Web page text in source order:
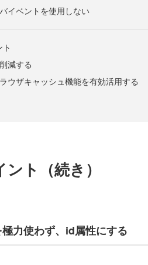
イベントを使用しない
減する
ウザキャッシュ機能を有効活用する
ト（続き）
力使わず、id属性にする